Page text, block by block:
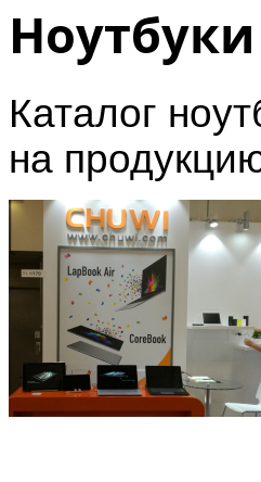
Ноутбуки
Каталог
на